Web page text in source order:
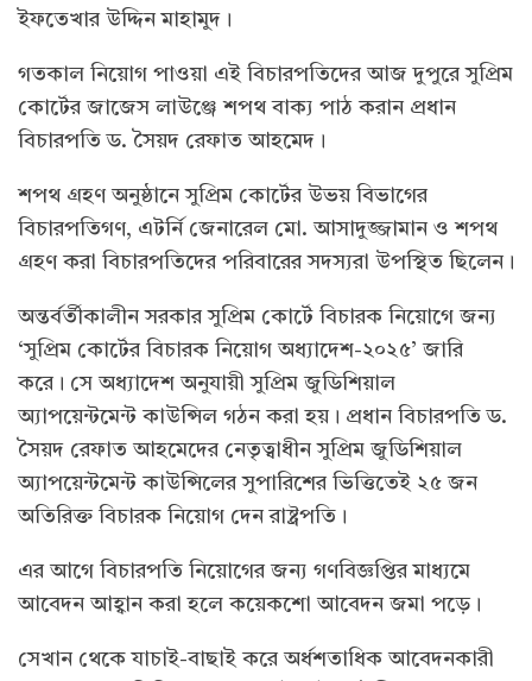
ইফতেখার উদ্দিন মাহামুদ।
গতকাল নিয়োগ পাওয়া এই বিচারপতিদের আজ দুপুরে সুপ্রিম
কোর্টের জাজেস লাউঞ্জে শপথ বাক্য পাঠ করান প্রধান
বিচারপতি ড. সৈয়দ রেফাত আহমেদ।
শপথ গ্রহণ অনুষ্ঠানে সুপ্রিম কোর্টের উভয় বিভাগের
বিচারপতিগণ, এটর্নি জেনারেল মো. আসাদুজ্জামান ও শপথ
গ্রহণ করা বিচারপতিদের পরিবারের সদস্যরা উপস্থিত ছিলেন।
অন্তর্বর্তীকালীন সরকার সুপ্রিম কোর্টে বিচারক নিয়োগে জন্য
‘সুপ্রিম কোর্টের বিচারক নিয়োগ অধ্যাদেশ-২০২৫’ জারি
করে। সে অধ্যাদেশ অনুযায়ী সুপ্রিম জুডিশিয়াল
অ্যাপয়েন্টমেন্ট কাউন্সিল গঠন করা হয়। প্রধান বিচারপতি ড.
সৈয়দ রেফাত আহমেদের নেতৃত্বাধীন সুপ্রিম জুডিশিয়াল
অ্যাপয়েন্টমেন্ট কাউন্সিলের সুপারিশের ভিত্তিতেই ২৫ জন
অতিরিক্ত বিচারক নিয়োগ দেন রাষ্ট্রপতি।
এর আগে বিচারপতি নিয়োগের জন্য গণবিজ্ঞপ্তির মাধ্যমে
আবেদন আহ্বান করা হলে কয়েকশো আবেদন জমা পড়ে।
সেখান থেকে যাচাই-বাছাই করে অর্ধশতাধিক আবেদনকারী